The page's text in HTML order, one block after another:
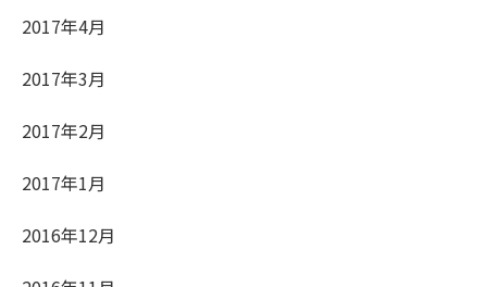
2017年4月
2017年3月
2017年2月
2017年1月
2016年12月